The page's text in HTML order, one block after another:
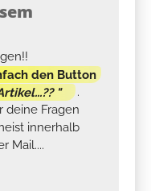
den Button
"
.
deine Fragen
innerhalb
Mail....